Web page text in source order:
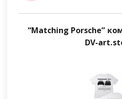
“Matching Porsche”
DV-